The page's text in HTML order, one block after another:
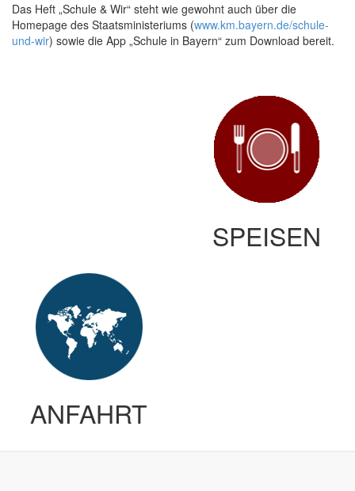
Das Heft „Schule & Wir“ steht wie gewohnt auch über die
Homepage des Staatsministeriums (www.km.bayern.de/schule-
und-wir) sowie die App „Schule in Bayern“ zum Download bereit.
SPEISEN
ANFAHRT